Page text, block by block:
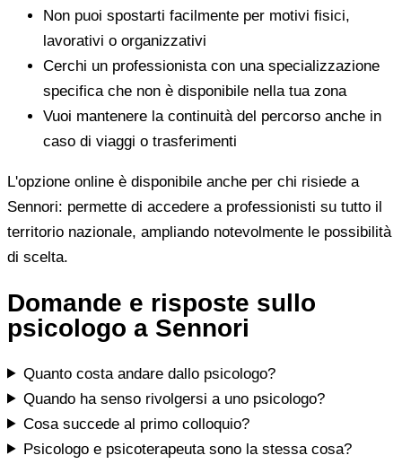
Non puoi spostarti facilmente per motivi fisici,
lavorativi o organizzativi
Cerchi un professionista con una specializzazione
specifica che non è disponibile nella tua zona
Vuoi mantenere la continuità del percorso anche in
caso di viaggi o trasferimenti
L'opzione online è disponibile anche per chi risiede a
Sennori: permette di accedere a professionisti su tutto il
territorio nazionale, ampliando notevolmente le possibilità
di scelta.
Domande e risposte sullo
psicologo a Sennori
Quanto costa andare dallo psicologo?
Quando ha senso rivolgersi a uno psicologo?
Cosa succede al primo colloquio?
Psicologo e psicoterapeuta sono la stessa cosa?